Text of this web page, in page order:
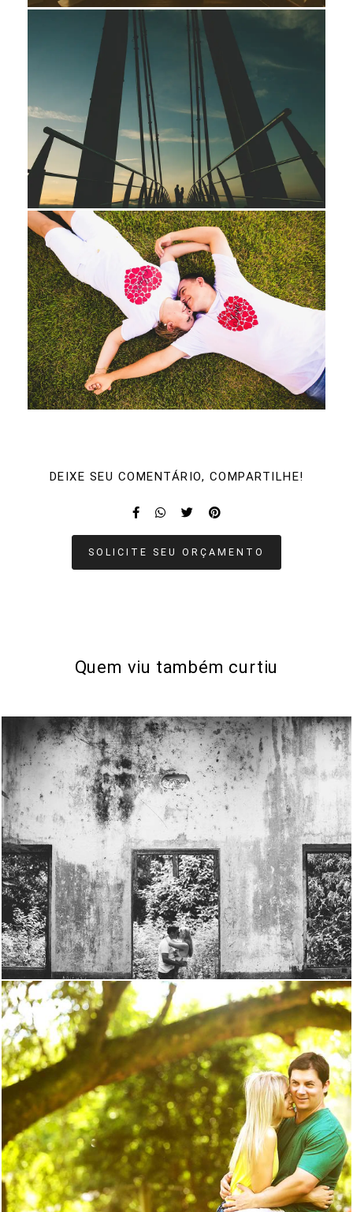
DEIXE SEU COMENTÁRIO, COMPARTILHE!
SOLICITE SEU ORÇAMENTO
Quem viu também curtiu
1892 0
1661 0